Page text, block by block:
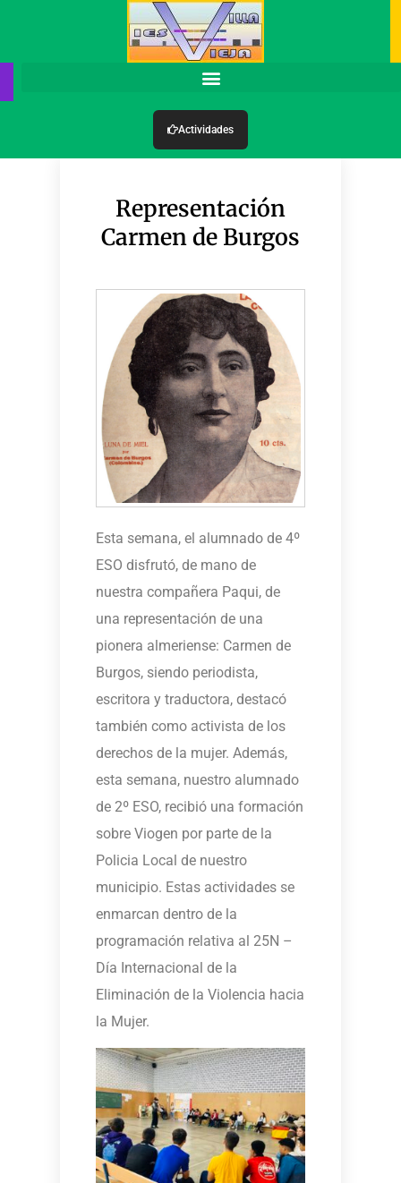
Actividades
Representación
Carmen de Burgos
Esta semana, el alumnado de 4º
ESO disfrutó, de mano de
nuestra compañera Paqui, de
una representación de una
pionera almeriense: Carmen de
Burgos, siendo periodista,
escritora y traductora, destacó
también como activista de los
derechos de la mujer. Además,
esta semana, nuestro alumnado
de 2º ESO, recibió una formación
sobre Viogen por parte de la
Policia Local de nuestro
municipio. Estas actividades se
enmarcan dentro de la
programación relativa al 25N –
Día Internacional de la
Eliminación de la Violencia hacia
la Mujer.